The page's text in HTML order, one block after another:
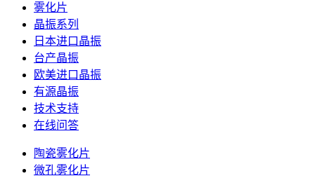
雾化片
晶振系列
日本进口晶振
台产晶振
欧美进口晶振
有源晶振
技术支持
在线问答
陶瓷雾化片
微孔雾化片